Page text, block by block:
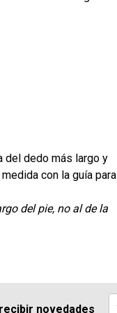
del dedo más largo y
con la guía para
del pie, no al de la
novedades